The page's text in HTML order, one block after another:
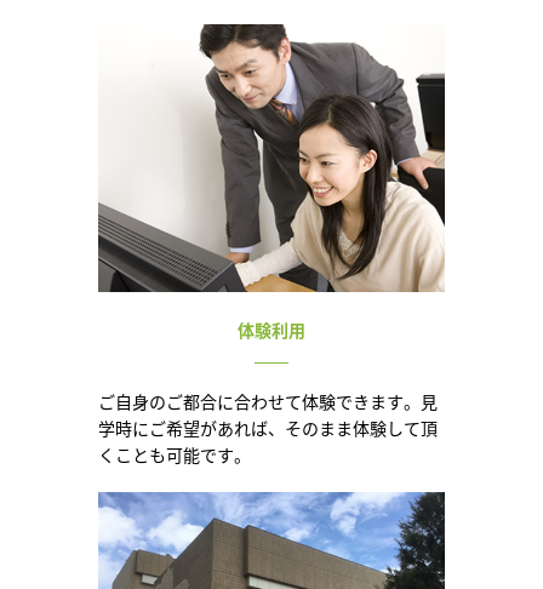
体験利用
ご自身のご都合に合わせて体験できます。見
学時にご希望があれば、そのまま体験して頂
くことも可能です。